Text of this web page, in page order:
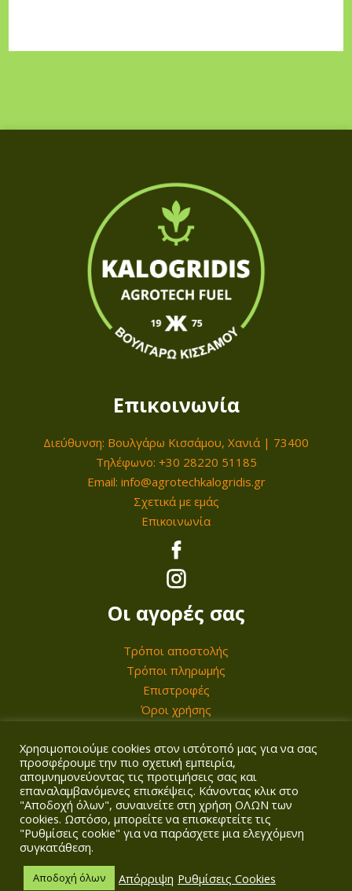
Επικοινωνία
Διεύθυνση: Βουλγάρω Κισσάμου, Χανιά | 73400
Τηλέφωνο: +30 28220 51185
Email: info@agrotechkalogridis.gr
Σχετικά με εμάς
Επικοινωνία
Οι αγορές σας
Τρόποι αποστολής
Τρόποι πληρωμής
Επιστροφές
Όροι χρήσης
Ο λογαριασμός σας
Σύνδεση/Εγγραφή
Καλάθι
Ταμείο
Copyright © 2026 Agrotech Kalogridis| Αρ. ΓΕΜΗ: 149901858000 |
Χρησιμοποιούμε cookies στον ιστότοπό μας για να σας
προσφέρουμε την πιο σχετική εμπειρία,
απομνημονεύοντας τις προτιμήσεις σας και
επαναλαμβανόμενες επισκέψεις. Κάνοντας κλικ στο
"Αποδοχή όλων", συναινείτε στη χρήση ΟΛΩΝ των
cookies. Ωστόσο, μπορείτε να επισκεφτείτε τις
"Ρυθμίσεις cookie" για να παράσχετε μια ελεγχόμενη
συγκατάθεση.
Αποδοχή όλων Απόρριψη Ρυθμίσεις Cookies